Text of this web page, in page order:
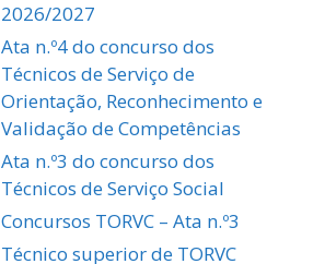
2026/2027
Ata n.º4 do concurso dos
Técnicos de Serviço de
Orientação, Reconhecimento e
Validação de Competências
Ata n.º3 do concurso dos
Técnicos de Serviço Social
Concursos TORVC – Ata n.º3
Técnico superior de TORVC